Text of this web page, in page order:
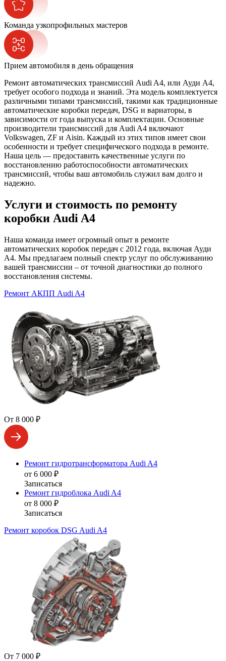
Команда узкопрофильных мастеров
Прием автомобиля в день обращения
Ремонт автоматических трансмиссий Audi A4, или Ауди A4,
требует особого подхода и знаний. Эта модель комплектуется
различными типами трансмиссий, такими как традиционные
автоматические коробки передач, DSG и вариаторы, в
зависимости от года выпуска и комплектации. Основные
производители трансмиссий для Audi A4 включают
Volkswagen, ZF и Aisin. Каждый из этих типов имеет свои
особенности и требует специфического подхода в ремонте.
Наша цель — предоставить качественные услуги по
восстановлению работоспособности автоматических
трансмиссий, чтобы ваш автомобиль служил вам долго и
надежно.
Услуги и стоимость по ремонту
коробки Audi A4
Наша команда имеет огромный опыт в ремонте
автоматических коробок передач с 2012 года, включая Ауди
A4. Мы предлагаем полный спектр услуг по обслуживанию
вашей трансмиссии – от точной диагностики до полного
восстановления системы.
Ремонт АКПП Audi A4
От 8 000 ₽
Ремонт гидротрансформатора Audi A4
от 6 000 ₽
Записаться
Ремонт гидроблока Audi A4
от 8 000 ₽
Записаться
Ремонт коробок DSG Audi A4
От 7 000 ₽